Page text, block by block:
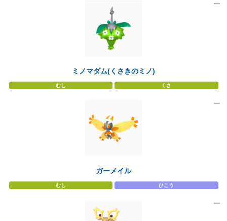
ミノマダム(くさきのミノ)
むし くさ
ガーメイル
むし ひこう